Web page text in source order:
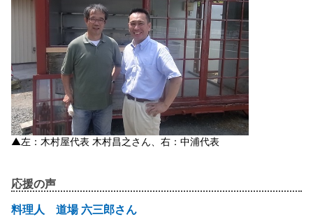
▲左：木村屋代表 木村昌之さん、右：中浦代表
応援の声
料理人 道場 六三郎さん